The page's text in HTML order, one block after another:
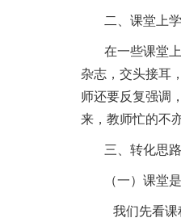
二、课堂上
在一些课堂
杂志，交头接耳
师还要反复强调
来，教师忙的不
三、转化思
（一）课堂
我们先看